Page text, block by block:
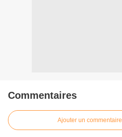
Commentaires
Ajouter un commentaire